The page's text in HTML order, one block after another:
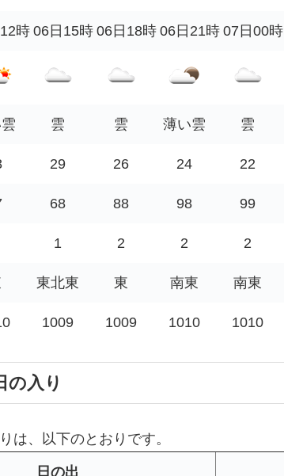
時 06日15時 06日18時 06日21時 07日00時
雲 雲 薄い雲 雲
29 26 24 22
68 88 98 99
1 2 2 2
東北東 東 南東 南東
1009 1009 1010 1010
の入り
は、以下のとおりです。
日の出